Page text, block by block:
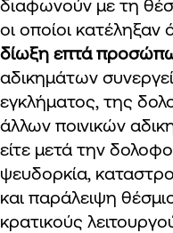
διαφωνούν με τη
οι οποίοι κατέληξαν
δίωξη επτά
αδικημάτων
εγκλήματος, της
άλλων ποινικών
είτε μετά την
ψευδορκία,
και παράλειψη
κρατικούς